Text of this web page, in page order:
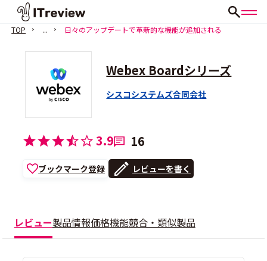
TOP ... 日々のアップデートで革新的な機能が追加される
Webex Boardシリーズ
シスコシステムズ合同会社
3.9 16
ブックマーク登録 レビューを書く
レビュー製品情報価格機能競合・類似製品